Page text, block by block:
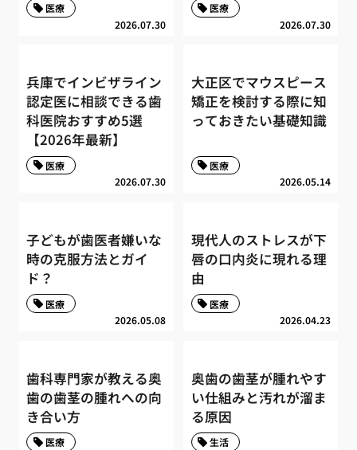
2026.07.30
医療
2026.07.30
医療
兵庫でインビザライン
認定医に相談できる歯
科医院おすすめ5選
【2026年最新】
2026.07.30
医療
大正区でマウスピース
矯正を検討する際に知
っておきたい基礎知識
2026.05.14
医療
子どもが歯医者嫌いな
時の克服方法とガイ
ド？
2026.05.08
医療
現代人のストレスが下
唇の口内炎に現れる理
由
2026.04.23
医療
歯科専門家が教える奥
歯の歯茎の腫れへの向
き合い方
医療
奥歯の歯茎が腫れやす
い仕組みと汚れが溜ま
る原因
生活